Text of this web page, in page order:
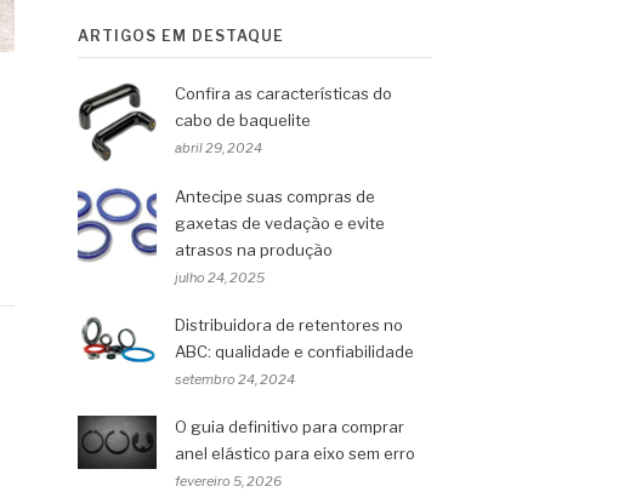
ARTIGOS EM DESTAQUE
Confira as características do
cabo de baquelite
abril 29, 2024
Antecipe suas compras de
gaxetas de vedação e evite
atrasos na produção
julho 24, 2025
Distribuidora de retentores no
ABC: qualidade e confiabilidade
setembro 24, 2024
O guia definitivo para comprar
anel elástico para eixo sem erro
fevereiro 5, 2026